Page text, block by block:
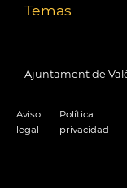
Temas
Ajuntament de
Aviso
legal
Política
privacidad